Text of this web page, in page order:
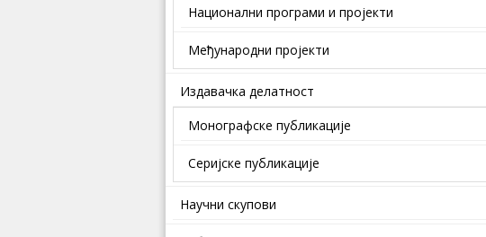
Национални програми и пројекти
Међународни пројекти
Издавачка делатност
Монографске публикације
Серијске публикације
Научни скупови